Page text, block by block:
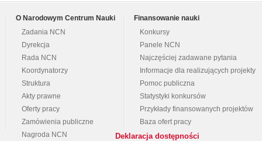
O Narodowym Centrum Nauki
Zadania NCN
Dyrekcja
Rada NCN
Koordynatorzy
Struktura
Akty prawne
Oferty pracy
Zamówienia publiczne
Nagroda NCN
Finansowanie nauki
Konkursy
Panele NCN
Najczęściej zadawane pytania
Informacje dla realizujących projekty
Pomoc publiczna
Statystyki konkursów
Przykłady finansowanych projektów
Baza ofert pracy
Deklaracja dostępności